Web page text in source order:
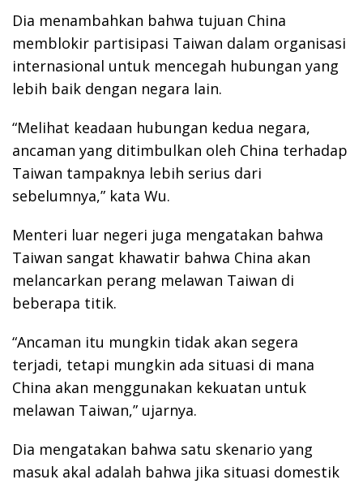
Dia menambahkan bahwa tujuan China
memblokir partisipasi Taiwan dalam organisasi
internasional untuk mencegah hubungan yang
lebih baik dengan negara lain.
“Melihat keadaan hubungan kedua negara,
ancaman yang ditimbulkan oleh China terhadap
Taiwan tampaknya lebih serius dari
sebelumnya,” kata Wu.
Menteri luar negeri juga mengatakan bahwa
Taiwan sangat khawatir bahwa China akan
melancarkan perang melawan Taiwan di
beberapa titik.
“Ancaman itu mungkin tidak akan segera
terjadi, tetapi mungkin ada situasi di mana
China akan menggunakan kekuatan untuk
melawan Taiwan,” ujarnya.
Dia mengatakan bahwa satu skenario yang
masuk akal adalah bahwa jika situasi domestik